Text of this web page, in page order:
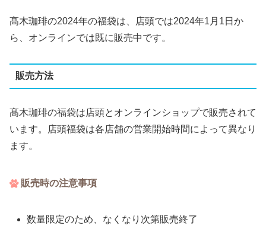
髙木珈琲の2024年の福袋は、店頭では2024年1月1日か
ら、オンラインでは既に販売中です。
販売方法
髙木珈琲の福袋は店頭とオンラインショップで販売されて
います。店頭福袋は各店舗の営業開始時間によって異なり
ます。
販売時の注意事項
数量限定のため、なくなり次第販売終了